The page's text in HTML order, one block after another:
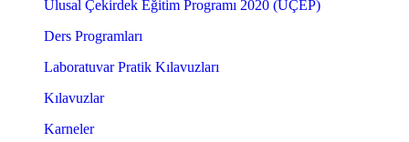
Ulusal Çekirdek Eğitim Programı 2020 (UÇEP)
Ders Programları
Laboratuvar Pratik Kılavuzları
Kılavuzlar
Karneler